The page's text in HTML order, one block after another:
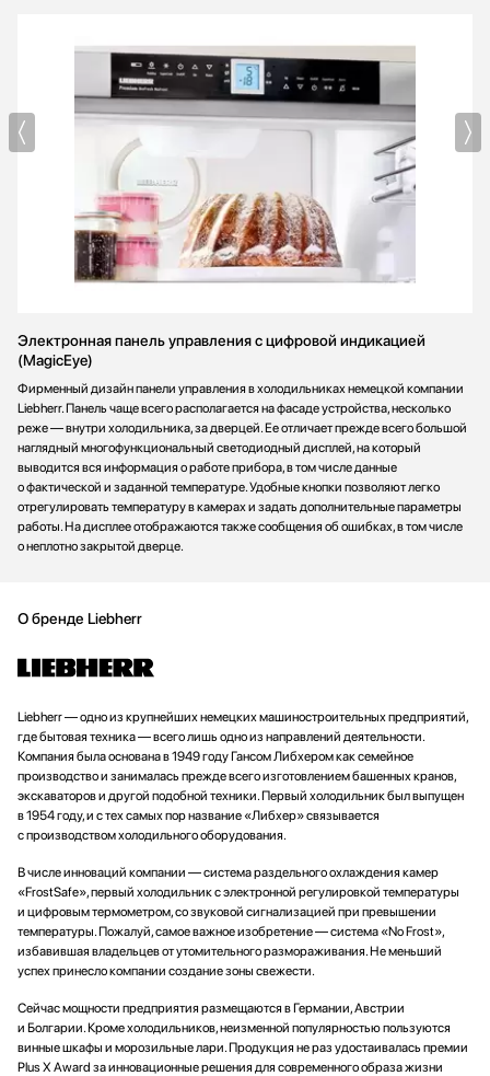
Электронная панель управления с цифровой индикацией
(MagicEye)
Фирменный дизайн панели управления в холодильниках немецкой компании
Liebherr. Панель чаще всего располагается на фасаде устройства, несколько
реже — внутри холодильника, за дверцей. Ее отличает прежде всего большой
наглядный многофункциональный светодиодный дисплей, на который
выводится вся информация о работе прибора, в том числе данные
о фактической и заданной температуре. Удобные кнопки позволяют легко
отрегулировать температуру в камерах и задать дополнительные параметры
работы. На дисплее отображаются также сообщения об ошибках, в том числе
о неплотно закрытой дверце.
О бренде Liebherr
Liebherr — одно из крупнейших немецких машиностроительных предприятий,
где бытовая техника — всего лишь одно из направлений деятельности.
Компания была основана в 1949 году Гансом Либхером как семейное
производство и занималась прежде всего изготовлением башенных кранов,
экскаваторов и другой подобной техники. Первый холодильник был выпущен
в 1954 году, и с тех самых пор название «Либхер» связывается
с производством холодильного оборудования.
В числе инноваций компании — система раздельного охлаждения камер
«FrostSafe», первый холодильник с электронной регулировкой температуры
и цифровым термометром, со звуковой сигнализацией при превышении
температуры. Пожалуй, самое важное изобретение — система «No Frost»,
избавившая владельцев от утомительного размораживания. Не меньший
успех принесло компании создание зоны свежести.
Сейчас мощности предприятия размещаются в Германии, Австрии
и Болгарии. Кроме холодильников, неизменной популярностью пользуются
винные шкафы и морозильные лари. Продукция не раз удостаивалась премии
Plus X Award за инновационные решения для современного образа жизни